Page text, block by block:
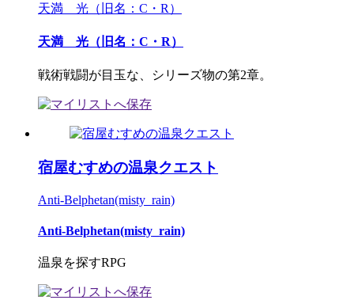
天満 光（旧名：C・R）
天満 光（旧名：C・R）
戦術戦闘が目玉な、シリーズ物の第2章。
宿屋むすめの温泉クエスト
Anti-Belphetan(misty_rain)
Anti-Belphetan(misty_rain)
温泉を探すRPG